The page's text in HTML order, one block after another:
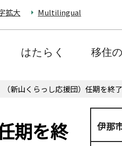
拡大 Multilingual
はたらく 移住
山くらっし応援団）任期を終
期を終
伊那